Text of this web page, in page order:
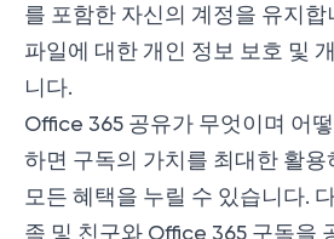
를 포함한 자신의 계정을 유지
파일에 대한 개인 정보 보호 및
니다.
Office 365 공유가 무엇이며 어
하면 구독의 가치를 최대한 활용
모든 혜택을 누릴 수 있습니다.
족 및 친구와 Office 365 구독을